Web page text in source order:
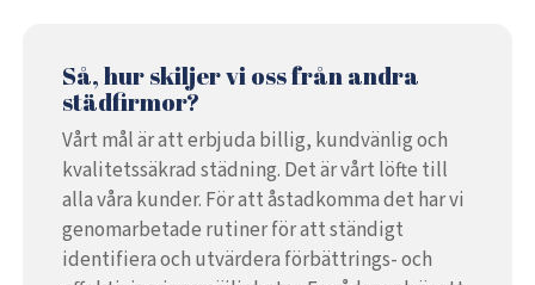
Så, hur skiljer vi oss från andra
städfirmor?
Vårt mål är att erbjuda billig, kundvänlig och
kvalitetssäkrad städning. Det är vårt löfte till
alla våra kunder. För att åstadkomma det har vi
genomarbetade rutiner för att ständigt
identifiera och utvärdera förbättrings- och